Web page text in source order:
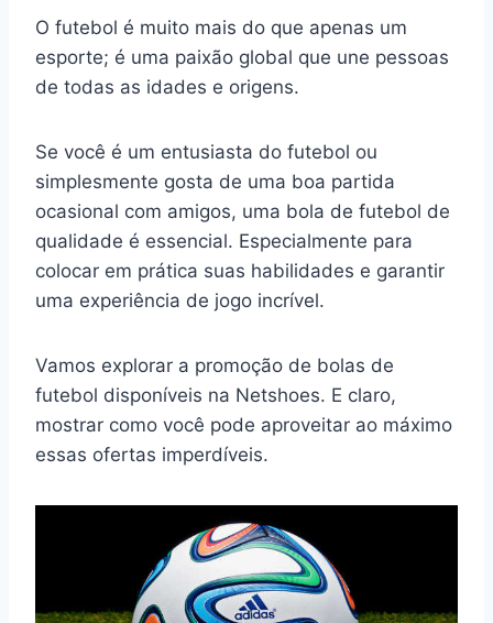
O futebol é muito mais do que apenas um
esporte; é uma paixão global que une pessoas
de todas as idades e origens.
Se você é um entusiasta do futebol ou
simplesmente gosta de uma boa partida
ocasional com amigos, uma bola de futebol de
qualidade é essencial. Especialmente para
colocar em prática suas habilidades e garantir
uma experiência de jogo incrível.
Vamos explorar a promoção de bolas de
futebol disponíveis na Netshoes. E claro,
mostrar como você pode aproveitar ao máximo
essas ofertas imperdíveis.